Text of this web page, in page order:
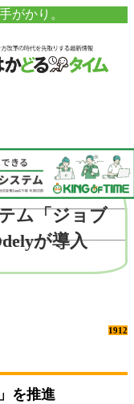
がかり。
ム「ジョブ
が導入
1912
を推進